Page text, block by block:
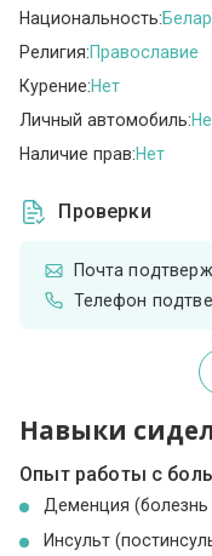
Национальность:
Религия:Православие
Курение:Нет
Личный автомобиль:
Наличие прав:Нет
Проверки
Почта
Телефон
Навыки
Опыт работы с
Деменция (болезнь
Инсульт